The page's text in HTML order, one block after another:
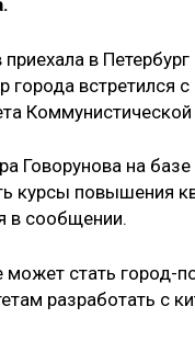
в
встретился
на базе
курсы повышения
в сообщении.
стать город-
разработать с